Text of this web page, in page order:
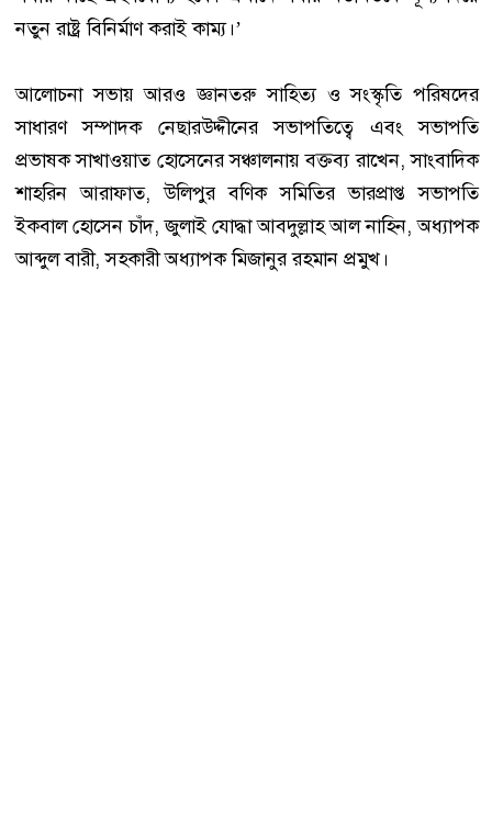
নতুন রাষ্ট্র বিনির্মাণ করাই কাম্য।’
আলোচনা সভায় আরও জ্ঞানতরু সাহিত্য ও সংস্কৃতি পরিষদের
সাধারণ সম্পাদক নেছারউদ্দীনের সভাপ‌তি‌ত্বে এবং সভাপতি
প্রভাষক সাখাওয়াত হোসেনের সঞ্চালনায় বক্তব‌্য রা‌খেন, সাংবাদিক
শাহরিন আরাফাত, উলিপুর বণিক সমিতির ভারপ্রাপ্ত সভাপতি
ইকবাল হোসেন চাঁদ, জুলাই যোদ্ধা আবদুল্লাহ আল নাহিন, অধ্যাপক
আব্দুল বারী, সহকারী অধ্যাপক মিজানুর রহমান প্রমুখ।